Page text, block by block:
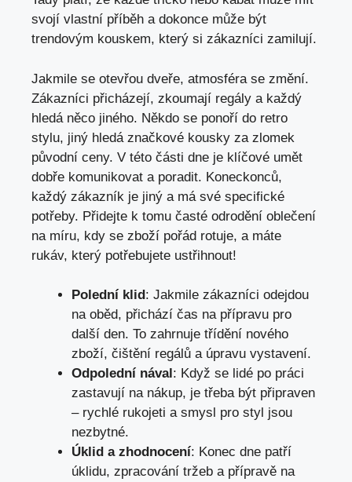
svojí vlastní příběh a dokonce může být
trendovým kouskem, který si zákazníci zamilují.
Jakmile se otevřou dveře, atmosféra se změní.
Zákazníci přicházejí, zkoumají regály a každý
hledá něco jiného. Někdo se ponoří do retro
stylu, jiný hledá značkové kousky za zlomek
původní ceny. V této části dne je klíčové umět
dobře komunikovat a poradit. Koneckonců,
každý zákazník je jiný a má své specifické
potřeby. Přidejte k tomu časté odrodění oblečení
na míru, kdy se zboží pořád rotuje, a máte
rukáv, který potřebujete ustřihnout!
Polední klid: Jakmile zákazníci odejdou
na oběd, přichází čas na přípravu pro
další den. To zahrnuje třídění nového
zboží, čištění regálů a úpravu vystavení.
Odpolední nával: Když se lidé po práci
zastavují na nákup, je třeba být připraven
– rychlé rukojeti a smysl pro styl jsou
nezbytné.
Úklid a zhodnocení: Konec dne patří
úklidu, zpracování tržeb a přípravě na